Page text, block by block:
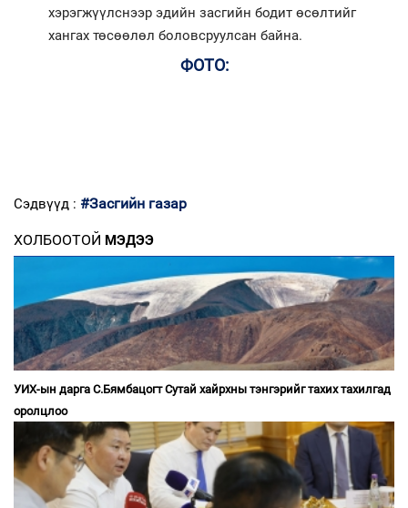
хэрэгжүүлснээр эдийн засгийн бодит өсөлтийг
хангах төсөөлөл боловсруулсан байна.
ФОТО:
Сэдвүүд : #Засгийн газар
ХОЛБООТОЙ МЭДЭЭ
УИХ-ын дарга С.Бямбацогт Сутай хайрхны тэнгэрийг тахих тахилгад
оролцлоо